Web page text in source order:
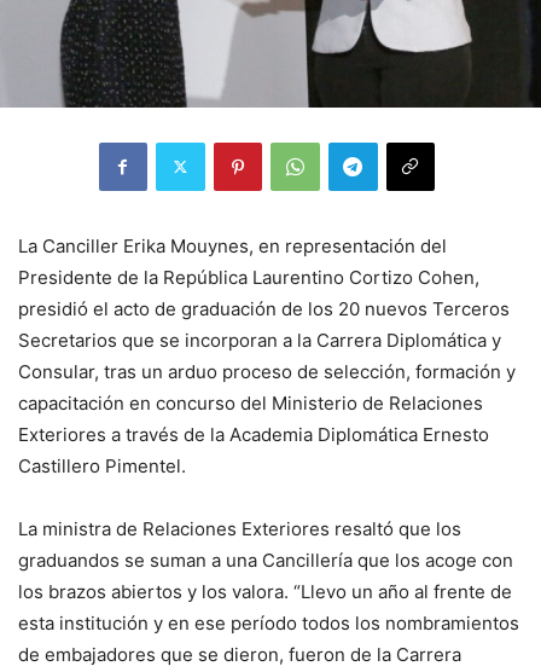
La Canciller Erika Mouynes, en representación del
Presidente de la República Laurentino Cortizo Cohen,
presidió el acto de graduación de los 20 nuevos Terceros
Secretarios que se incorporan a la Carrera Diplomática y
Consular, tras un arduo proceso de selección, formación y
capacitación en concurso del Ministerio de Relaciones
Exteriores a través de la Academia Diplomática Ernesto
Castillero Pimentel.
La ministra de Relaciones Exteriores resaltó que los
graduandos se suman a una Cancillería que los acoge con
los brazos abiertos y los valora. “Llevo un año al frente de
esta institución y en ese período todos los nombramientos
de embajadores que se dieron, fueron de la Carrera